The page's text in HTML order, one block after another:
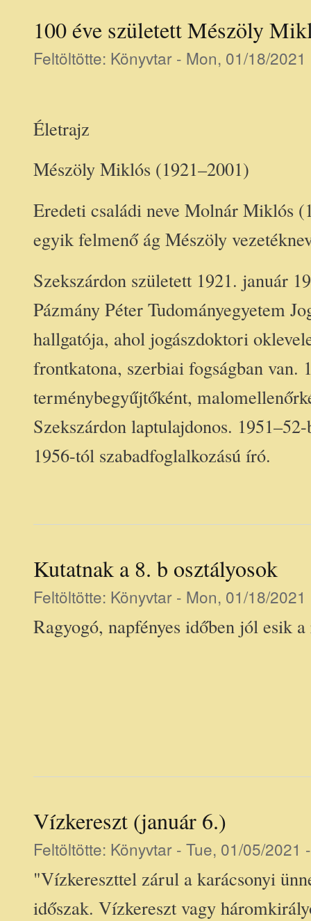
100 éve született Mészöly
Feltöltötte: Könyvtar - Mon, 01/18/
Életrajz
Mészöly Miklós (1921–2001)
Eredeti családi neve Molnár Miklós
egyik felmenő ág Mészöly
Szekszárdon született 1921. január
Pázmány Péter Tudományegyetem
hallgatója, ahol jogászdoktori
frontkatona, szerbiai fogságban van.
terménybegyűjtőként,
Szekszárdon laptulajdonos.
1956-tól szabadfoglalkozású író.
Kutatnak a 8. b osztályosok
Feltöltötte: Könyvtar - Mon, 01/18/
Ragyogó, napfényes időben jól esik
Vízkereszt (január 6.)
Feltöltötte: Könyvtar - Tue, 01/05/2021
"Vízkereszttel zárul a karácsonyi
időszak. Vízkereszt vagy